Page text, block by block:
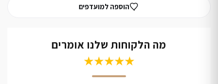
הוספה למועדפים
מה הלקוחות שלנו אומרים
★★★★★